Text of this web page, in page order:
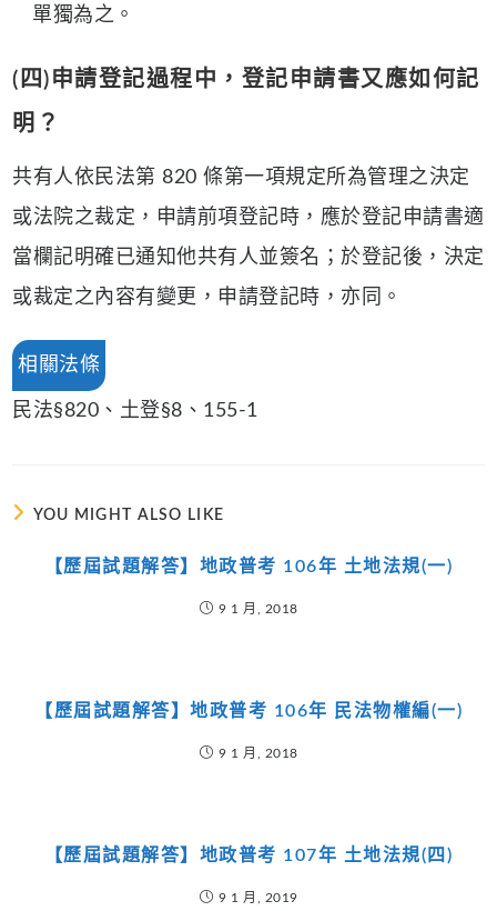
單獨為之。
(四)申請登記過程中，登記申請書又應如何記
明？
共有人依民法第 820 條第一項規定所為管理之決定
或法院之裁定，申請前項登記時，應於登記申請書適
當欄記明確已通知他共有人並簽名；於登記後，決定
或裁定之內容有變更，申請登記時，亦同。
相關法條
民法§820、土登§8、155-1
YOU MIGHT ALSO LIKE
【歷屆試題解答】地政普考 106年 土地法規(一)
9 1 月, 2018
【歷屆試題解答】地政普考 106年 民法物權編(一)
9 1 月, 2018
【歷屆試題解答】地政普考 107年 土地法規(四)
9 1 月, 2019